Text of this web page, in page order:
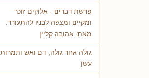
פרשת דברים - אלוקים זוכר
ומקיים ומצפה לבניו להתעורר.
מאת: אהובה קליין
גולה אחר גולה, דם ואש ותמרות
עשן